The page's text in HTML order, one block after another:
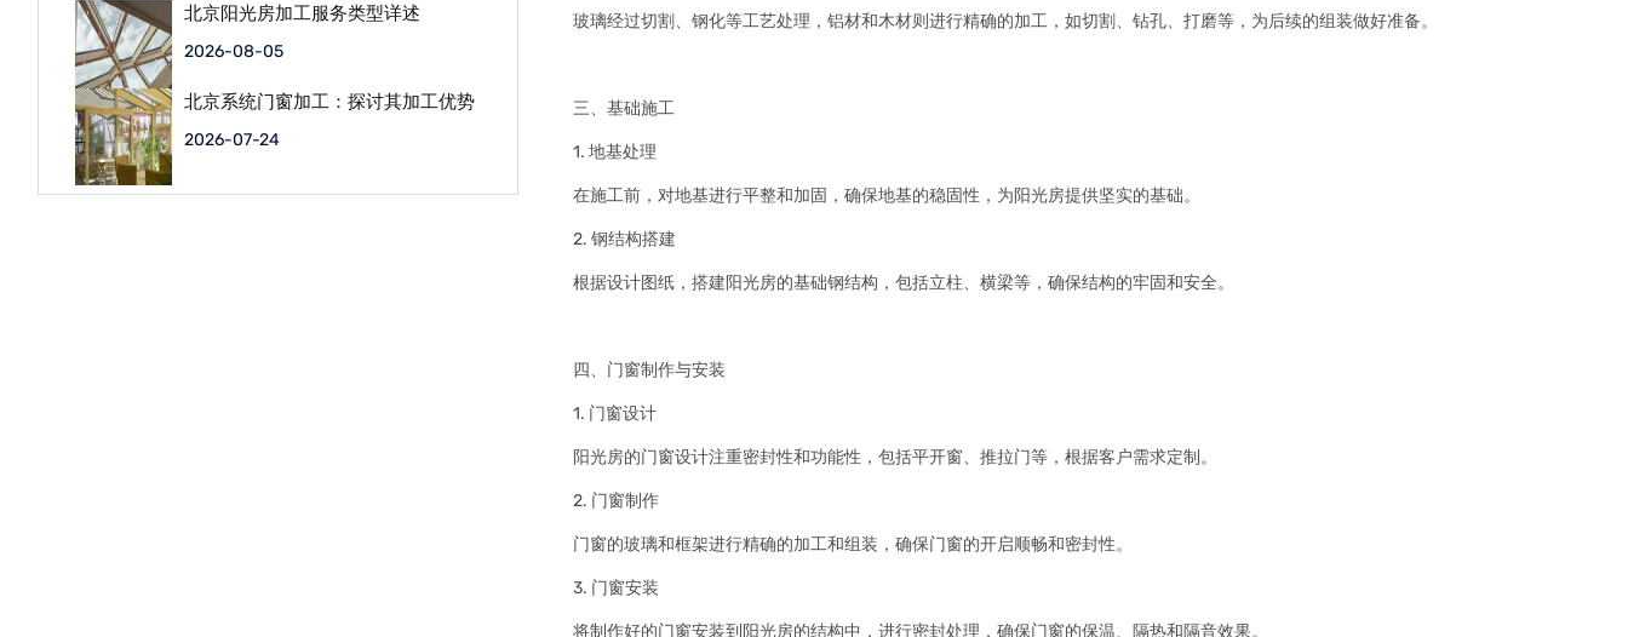
北京阳光房加工服务类型详述
2026-08-05
北京系统门窗加工：探讨其加工优势
2026-07-24
玻璃经过切割、钢化等工艺处理，铝材和木材则进行精确的加工，如切割、钻孔、打磨等，为后续的组装做好准备。
三、基础施工
1. 地基处理
在施工前，对地基进行平整和加固，确保地基的稳固性，为阳光房提供坚实的基础。
2. 钢结构搭建
根据设计图纸，搭建阳光房的基础钢结构，包括立柱、横梁等，确保结构的牢固和安全。
四、门窗制作与安装
1. 门窗设计
阳光房的门窗设计注重密封性和功能性，包括平开窗、推拉门等，根据客户需求定制。
2. 门窗制作
门窗的玻璃和框架进行精确的加工和组装，确保门窗的开启顺畅和密封性。
3. 门窗安装
将制作好的门窗安装到阳光房的结构中，进行密封处理，确保门窗的保温、隔热和隔音效果。